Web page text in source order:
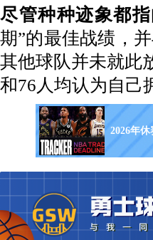
尽管种种迹象都
期”的最佳战绩，
其他球队并未就此
和76人均认为自己
2026年